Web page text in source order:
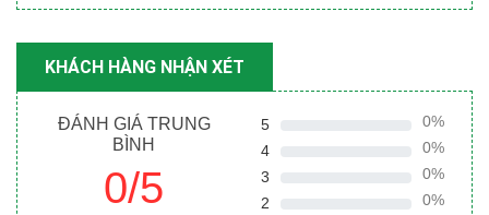
KHÁCH HÀNG NHẬN XÉT
ĐÁNH GIÁ TRUNG
BÌNH
0/5
5
0%
4
0%
3
0%
2
0%